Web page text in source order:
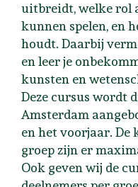
uitbreidt, welke rol
kunnen spelen, en
houdt. Daarbij
en leer je
kunsten en
Deze cursus wordt
Amsterdam
en het voorjaar. De
groep zijn er
Ook geven wij de